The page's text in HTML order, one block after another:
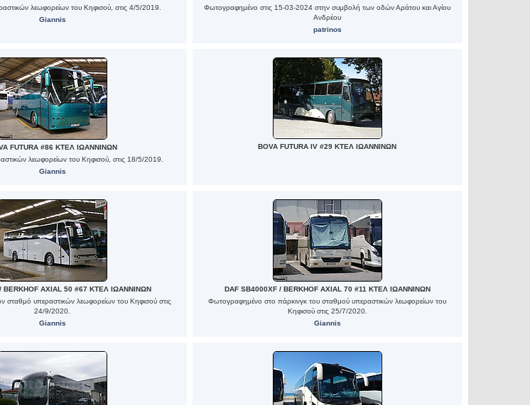
λεωφορείων του Κηφισού, στις 4/5/2019.
Giannis
Φωτογραφημένο στις 15-03-2024 στην συμβολή των οδών Αράτου και Αγίου
Ανδρέου
patrinos
FUTURA #86 ΚΤΕΛ ΙΩΑΝΝΙΝΩΝ
λεωφορείων του Κηφισού, στις 18/5/2019.
Giannis
BOVA FUTURA IV #29 ΚΤΕΛ ΙΩΑΝΝΙΝΩΝ
BERKHOF AXIAL 50 #67 ΚΤΕΛ ΙΩΑΝΝΙΝΩΝ
σταθμό υπεραστικών λεωφορείων του Κηφισού στις
24/9/2020.
Giannis
DAF SB4000XF / BERKHOF AXIAL 70 #11 ΚΤΕΛ ΙΩΑΝΝΙΝΩΝ
Φωτογραφημένο στο πάρκινγκ του σταθμού υπεραστικών λεωφορείων του
Κηφισού στις 25/7/2020.
Giannis